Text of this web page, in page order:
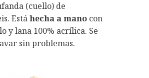
(cuello) de
Estáhecha a mano con
y lana 100% acrílica. Se
sin problemas.